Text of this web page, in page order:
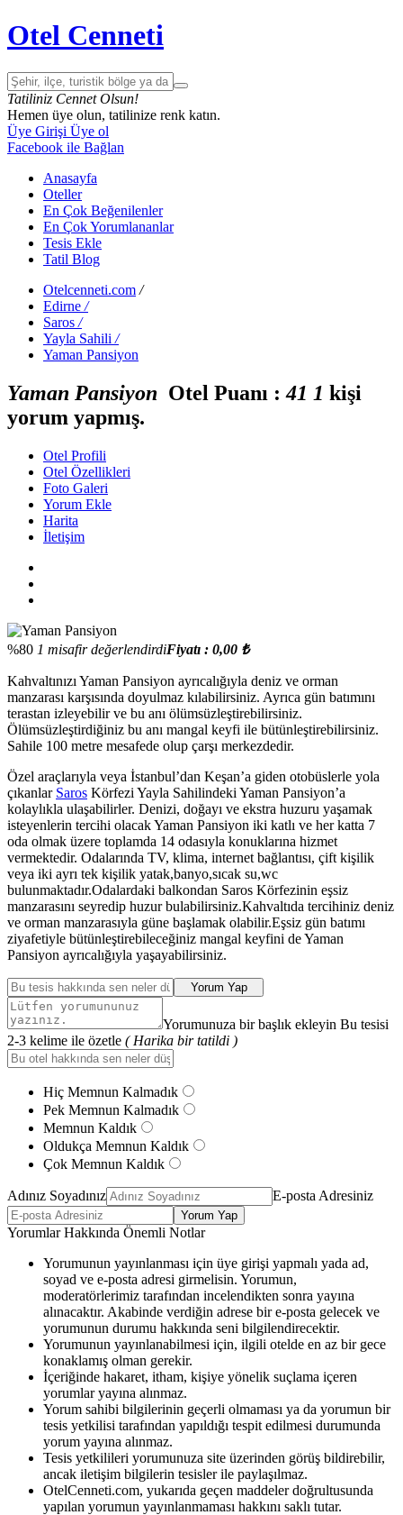
Otel Cenneti
Tatiliniz Cennet Olsun!
Hemen üye olun, tatilinize renk katın.
Üye Girişi Üye ol
Facebook ile Bağlan
Anasayfa
Oteller
En Çok Beğenilenler
En Çok Yorumlananlar
Tesis Ekle
Tatil Blog
Otelcenneti.com /
Edirne /
Saros /
Yayla Sahili /
Yaman Pansiyon
Yaman Pansiyon Otel Puanı :41 1 kişi
yorum yapmış.
Otel Profili
Otel Özellikleri
Foto Galeri
Yorum Ekle
Harita
İletişim
%80 1 misafir değerlendirdiFiyatı : 0,00 ₺
Kahvaltınızı Yaman Pansiyon ayrıcalığıyla deniz ve orman
manzarası karşısında doyulmaz kılabilirsiniz. Ayrıca gün batımını
terastan izleyebilir ve bu anı ölümsüzleştirebilirsiniz.
Ölümsüzleştirdiğiniz bu anı mangal keyfi ile bütünleştirebilirsiniz.
Sahile 100 metre mesafede olup çarşı merkezdedir.
Özel araçlarıyla veya İstanbul’dan Keşan’a giden otobüslerle yola
çıkanlar Saros Körfezi Yayla Sahilindeki Yaman Pansiyon’a
kolaylıkla ulaşabilirler. Denizi, doğayı ve ekstra huzuru yaşamak
isteyenlerin tercihi olacak Yaman Pansiyon iki katlı ve her katta 7
oda olmak üzere toplamda 14 odasıyla konuklarına hizmet
vermektedir. Odalarında TV, klima, internet bağlantısı, çift kişilik
veya iki ayrı tek kişilik yatak,banyo,sıcak su,wc
bulunmaktadır.Odalardaki balkondan Saros Körfezinin eşsiz
manzarasını seyredip huzur bulabilirsiniz.Kahvaltıda tercihiniz deniz
ve orman manzarasıyla güne başlamak olabilir.Eşsiz gün batımı
ziyafetiyle bütünleştirebileceğiniz mangal keyfini de Yaman
Pansiyon ayrıcalığıyla yaşayabilirsiniz.
Yorum Yap
Yorumunuza bir başlık ekleyin Bu tesisi
2-3 kelime ile özetle ( Harika bir tatildi )
Hiç Memnun Kalmadık
Pek Memnun Kalmadık
Memnun Kaldık
Oldukça Memnun Kaldık
Çok Memnun Kaldık
Adınız Soyadınız E-posta Adresiniz
Yorum Yap
Yorumlar Hakkında Önemli Notlar
Yorumunun yayınlanması için üye girişi yapmalı yada ad,
soyad ve e-posta adresi girmelisin. Yorumun,
moderatörlerimiz tarafından incelendikten sonra yayına
alınacaktır. Akabinde verdiğin adrese bir e-posta gelecek ve
yorumunun durumu hakkında seni bilgilendirecektir.
Yorumunun yayınlanabilmesi için, ilgili otelde en az bir gece
konaklamış olman gerekir.
İçeriğinde hakaret, itham, kişiye yönelik suçlama içeren
yorumlar yayına alınmaz.
Yorum sahibi bilgilerinin geçerli olmaması ya da yorumun bir
tesis yetkilisi tarafından yapıldığı tespit edilmesi durumunda
yorum yayına alınmaz.
Tesis yetkilileri yorumunuza site üzerinden görüş bildirebilir,
ancak iletişim bilgilerin tesisler ile paylaşılmaz.
OtelCenneti.com, yukarıda geçen maddeler doğrultusunda
yapılan yorumun yayınlanmaması hakkını saklı tutar.